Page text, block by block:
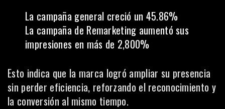
La campaña general creció un 45.86%
La campaña de Remarketing aumentó sus
impresiones en más de 2,800%
Esto indica que la marca logró ampliar su presencia
sin perder eficiencia, reforzando el reconocimiento y
la conversión al mismo tiempo.